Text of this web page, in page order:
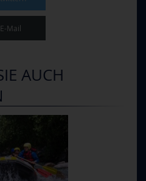
E-Mail
AUCH